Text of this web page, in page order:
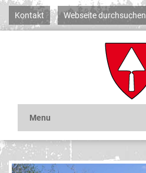
Kontakt Webseite durchsuchen